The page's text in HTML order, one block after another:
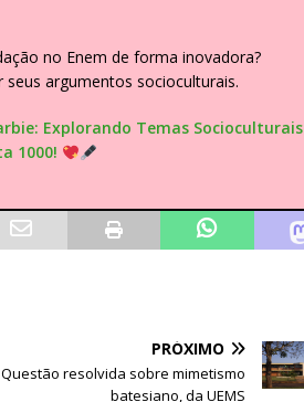
no Enem de forma inovadora?
argumentos socioculturais.
Explorando Temas Socioculturais
1000!
PRÓXIMO
Questão resolvida sobre mimetismo
batesiano, da UEMS